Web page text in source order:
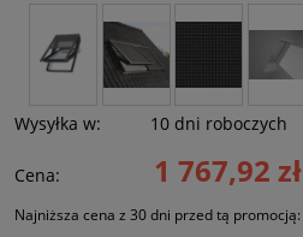
Wysyłka w: 10 dni roboczych
Cena: 1 767,92 zł
Najniższa cena z 30 dni przed tą promocją: